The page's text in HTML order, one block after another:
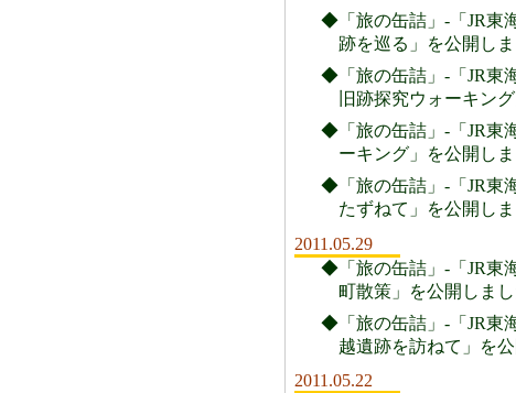
◆「旅の缶詰」-「JR東
跡を巡る」を公開しま
◆「旅の缶詰」-「JR東
旧跡探究ウォーキン
◆「旅の缶詰」-「JR東
ーキング」を公開しま
◆「旅の缶詰」-「JR東
たずねて」を公開しま
2011.05.29
◆「旅の缶詰」-「JR東
町散策」を公開しまし
◆「旅の缶詰」-「JR東
越遺跡を訪ねて」を公
2011.05.22